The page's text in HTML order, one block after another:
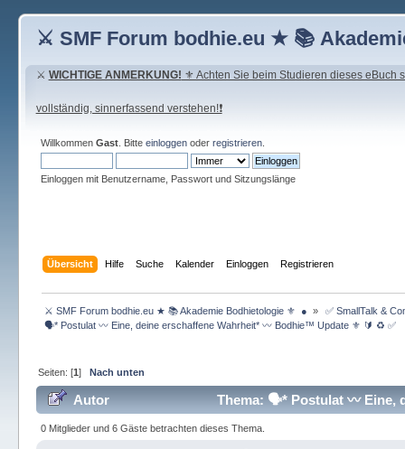
⚔ SMF Forum bodhie.eu ★ 📚
⚔ WICHTIGE ANMERKUNG! ⚜ Achten Sie beim Studieren dieses eBuch
vollständig, sinnerfassend verstehen!❗
Willkommen Gast. Bitte einloggenoder registrieren.
Einloggen mit Benutzername, Passwort und Sitzungslänge
Übersicht Hilfe Suche Kalender Einloggen Registrieren
⚔ SMF Forum bodhie.eu ★ 📚 Akademie Bodhietologie ⚜  ● »
✅ SmallTalk &
🗣* Postulat 〰 Eine, deine erschaffene Wahrheit* 〰 Bodhie™ Update ⚜️ 🔰 ♻️ ✅
Seiten: [1] Nach unten
Autor
Thema: 🗣* Postulat 〰 Eine,
128576 mal)
0 Mitglieder und 6 Gäste betrachten dieses Thema.